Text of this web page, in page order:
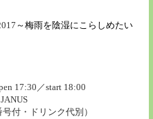
～梅雨を陰湿にこらしめたい
17:30／start 18:00
付・ドリンク代別）